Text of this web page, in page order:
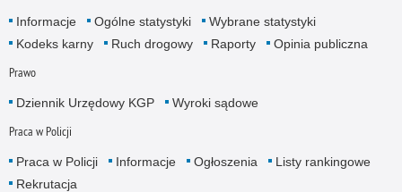
Informacje Ogólne statystyki
Wybrane statystyki
Kodeks karny
Ruch drogowy Raporty Opinia publiczna
Prawo
Dziennik Urzędowy KGP Wyroki sądowe
Praca w Policji
Praca w Policji Informacje Ogłoszenia
Listy rankingowe
Rekrutacja